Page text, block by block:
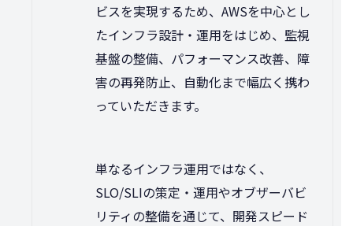
ビスを実現するため、AWSを中心とし
たインフラ設計・運用をはじめ、監視
基盤の整備、パフォーマンス改善、障
害の再発防止、自動化まで幅広く携わ
っていただきます。
単なるインフラ運用ではなく、
SLO/SLIの策定・運用やオブザーバビ
リティの整備を通じて、開発スピード